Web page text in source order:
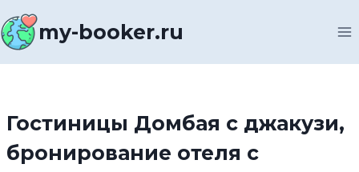
к
содержимомуmy-booker.ru
Гостиницы Домбая с джакузи,
бронирование отеля с